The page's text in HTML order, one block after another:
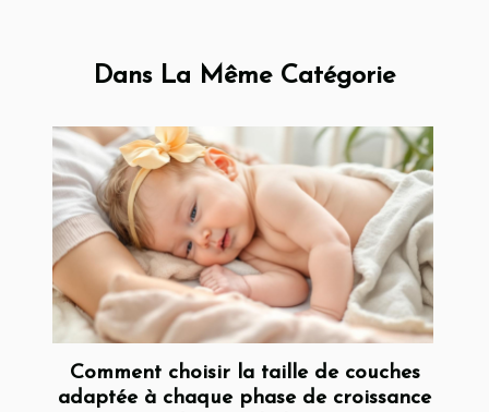
Dans La Même Catégorie
Comment choisir la taille de couches
adaptée à chaque phase de croissance